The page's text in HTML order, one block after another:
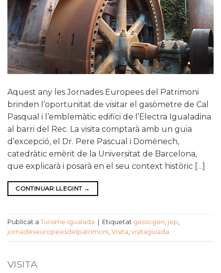
Aquest any les Jornades Europees del Patrimoni
brinden l’oportunitat de visitar el gasòmetre de Cal
Pasqual i l’emblemàtic edifici de l’Electra Igualadina
al barri del Rec. La visita comptarà amb un guia
d’excepció, el Dr. Pere Pascual i Domènech,
catedràtic emèrit de la Universitat de Barcelona,
que explicarà i posarà en el seu context històric […]
CONTINUAR LLEGINT →
Publicat a Turisme Igualada Etiquetat gassogen jep
jornadeseuropeesdelpatrimoni Visita visitaguiada
VISITA